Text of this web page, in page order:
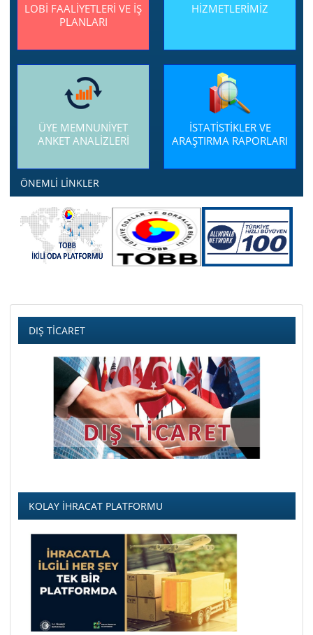
LOBİ FAALİYETLERİ VE İŞ
PLANLARI
HİZMETLERİMİZ
ÜYE MEMNUNİYET
ANKET ANALİZLERİ
İSTATİSTİKLER VE
ARAŞTIRMA RAPORLARI
ÖNEMLİ LİNKLER
DIŞ TİCARET
KOLAY İHRACAT PLATFORMU